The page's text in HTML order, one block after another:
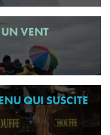
UN VENT
QUI SUSCITE